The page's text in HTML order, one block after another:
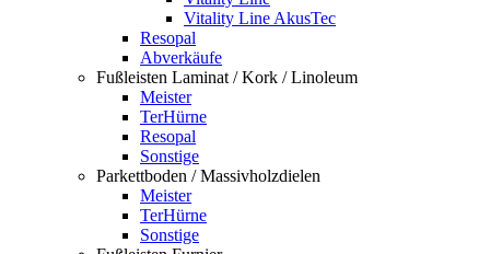
Vitality Line AkusTec
Resopal
Abverkäufe
Fußleisten Laminat / Kork / Linoleum
Meister
TerHürne
Resopal
Sonstige
Parkettboden / Massivholzdielen
Meister
TerHürne
Sonstige